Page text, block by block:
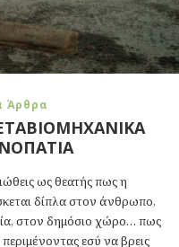
Άρθρα
ως θεατής πως η
δίπλα στον άνθρωπο,
στον δημόσιο χώρο… πως
εσύ να βρεις